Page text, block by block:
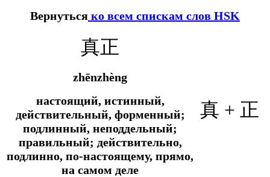
Вернуться ко всем спискам слов HSK
真正
zhēnzhèng
настоящий, истинный,
действительный, форменный;
подлинный, неподдельный;
правильный; действительно,
подлинно, по-настоящему, прямо,
на самом деле
真 + 正